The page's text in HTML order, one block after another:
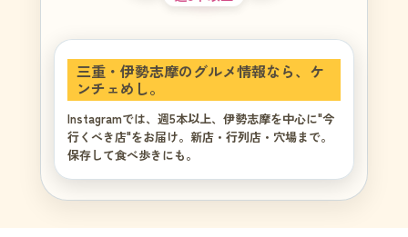
三重・伊勢志摩のグルメ情報なら、ケ
ンチェめし。
Instagramでは、週5本以上、伊勢志摩を中心に"今
行くべき店"をお届け。新店・行列店・穴場まで。
保存して食べ歩きにも。